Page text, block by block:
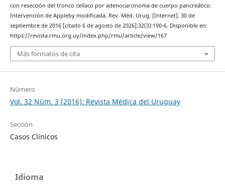
con resección del tronco celíaco por adenocarcinoma de cuerpo pancreático:
Intervención de Appleby modificada. Rev. Méd. Urug. [Internet]. 30 de
septiembre de 2016 [citado 6 de agosto de 2026];32(3):190-6. Disponible en:
https://revista.rmu.org.uy/index.php/rmu/article/view/167
Más formatos de cita
Número
Vol. 32 Núm. 3 (2016): Revista Médica del Uruguay
Sección
Casos Clínicos
Idioma